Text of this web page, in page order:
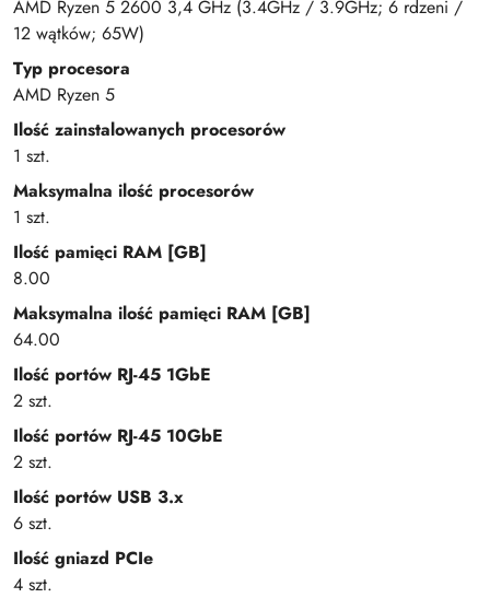
AMD Ryzen 5 2600 3,4 GHz (3.4GHz / 3.9GHz; 6 rdzeni /
12 wątków; 65W)
Typ procesora
AMD Ryzen 5
Ilość zainstalowanych procesorów
1 szt.
Maksymalna ilość procesorów
1 szt.
Ilość pamięci RAM [GB]
8.00
Maksymalna ilość pamięci RAM [GB]
64.00
Ilość portów RJ-45 1GbE
2 szt.
Ilość portów RJ-45 10GbE
2 szt.
Ilość portów USB 3.x
6 szt.
Ilość gniazd PCIe
4 szt.